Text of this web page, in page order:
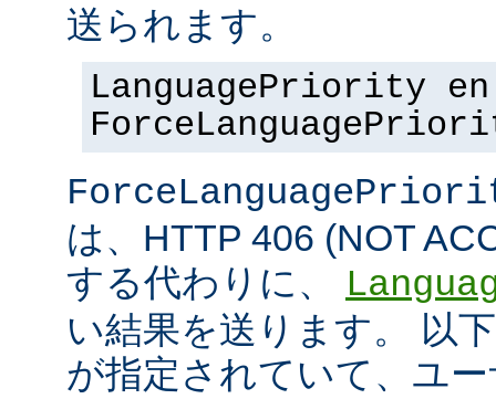
送られます。
LanguagePriority
は、HTTP 406 (NOT
する代わりに、
い結果を送ります。 以
が指定されていて、ユ